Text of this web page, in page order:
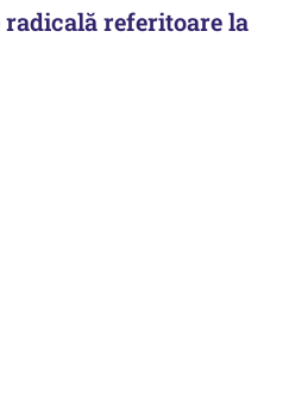
radicală referitoare la